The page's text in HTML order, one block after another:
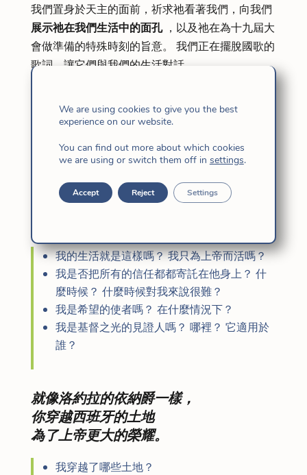
我們置身於天主的面前，祈求祂看著我們，向我們
展示祂在我們生活中的面孔，以及祂在為十九屆大
會做準備的特殊時刻的旨意。 我們正在擺脫國歌的
歌詞，讓它們與我們的生活對話。
的出生地）
有一天，她高興地凝視著，
母親 Candida Maria de Jesus （寫下你
的全名）。
因為惟有上帝，你靠著全心全意的信任
而活著，
我的生活就是這樣嗎？ 我只為上帝而活嗎？
我是否把所有的信任都都寄託在他身上？ 什
麼時候？ 什麼時候對我來說很難？
我是希望的使者嗎？ 在什麼情況下？
我是基督之光的見證人嗎？ 哪裡？ 它適用於
誰？
就像洛約拉的依納爵一樣，
你穿越西班牙的土地
為了上帝更大的榮耀。
我穿越了哪些土地？
We are using cookies to give you the best
experience on our website.
You can find out more about which cookies
we are using or switch them off in settings.
Accept Reject Settings